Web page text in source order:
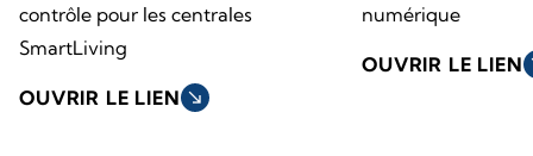
contrôle pour les centrales
SmartLiving
OUVRIR LE LIEN south_east
numérique
OUVRIR LE LIEN